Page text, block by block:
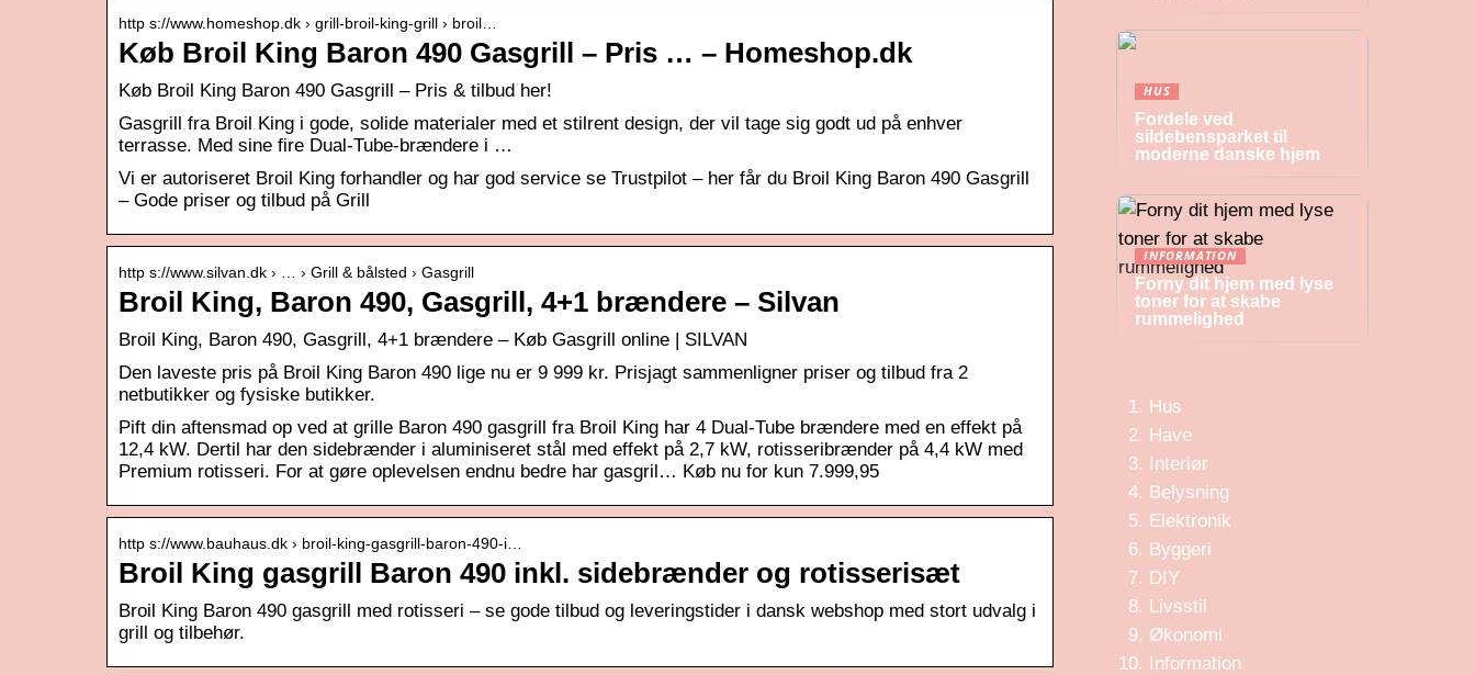
http s://www.homeshop.dk › grill-broil-king-grill › broil…
Køb Broil King Baron 490 Gasgrill – Pris … – Homeshop.dk
Køb Broil King Baron 490 Gasgrill – Pris & tilbud her!
Gasgrill fra Broil King i gode, solide materialer med et stilrent design, der vil tage sig godt ud på enhver
terrasse. Med sine fire Dual-Tube-brændere i …
Vi er autoriseret Broil King forhandler og har god service se Trustpilot – her får du Broil King Baron 490 Gasgrill
– Gode priser og tilbud på Grill
http s://www.silvan.dk › … › Grill & bålsted › Gasgrill
Broil King, Baron 490, Gasgrill, 4+1 brændere – Silvan
Broil King, Baron 490, Gasgrill, 4+1 brændere – Køb Gasgrill online | SILVAN
Den laveste pris på Broil King Baron 490 lige nu er 9 999 kr. Prisjagt sammenligner priser og tilbud fra 2
netbutikker og fysiske butikker.
Pift din aftensmad op ved at grille Baron 490 gasgrill fra Broil King har 4 Dual-Tube brændere med en effekt på
12,4 kW. Dertil har den sidebrænder i aluminiseret stål med effekt på 2,7 kW, rotisseribrænder på 4,4 kW med
Premium rotisseri. For at gøre oplevelsen endnu bedre har gasgril… Køb nu for kun 7.999,95
http s://www.bauhaus.dk › broil-king-gasgrill-baron-490-i…
Broil King gasgrill Baron 490 inkl. sidebrænder og rotisserisæt
Broil King Baron 490 gasgrill med rotisseri – se gode tilbud og leveringstider i dansk webshop med stort udvalg i
grill og tilbehør.
HUS
Fordele ved
sildebensparket til
moderne danske hjem
INFORMATION
Forny dit hjem med lyse
toner for at skabe
rummelighed
Hus
Have
Interiør
Belysning
Elektronik
Byggeri
DIY
Livsstil
Økonomi
Information